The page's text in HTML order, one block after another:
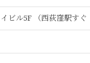
ビル5F （西荻窪駅すぐ